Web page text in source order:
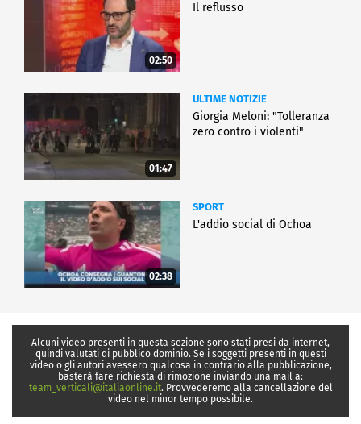
02:50
Il reflusso
01:47
ULTIME NOTIZIE
Giorgia Meloni: "Tolleranza
zero contro i violenti"
02:38
SPORT
L'addio social di Ochoa
Alcuni video presenti in questa sezione sono stati presi da internet,
quindi valutati di pubblico dominio. Se i soggetti presenti in questi
video o gli autori avessero qualcosa in contrario alla pubblicazione,
basterà fare richiesta di rimozione inviando una mail a:
team_verticali@italiaonline.it. Provvederemo alla cancellazione del
video nel minor tempo possibile.